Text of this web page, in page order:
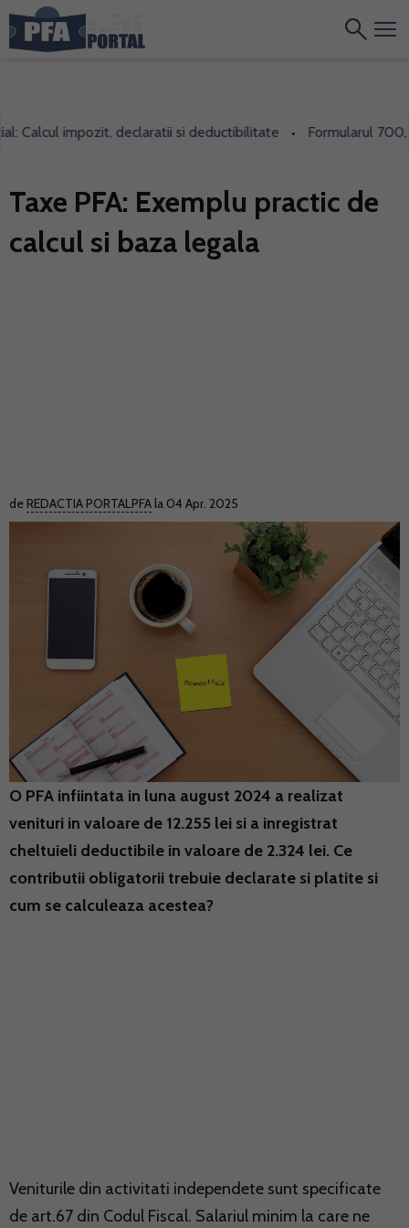
impozit, declaratii si deductibilitate • Formularul 700,
Taxe PFA: Exemplu practic de
calcul si baza legala
de REDACTIA PORTALPFA la 04 Apr. 2025
O PFA infiintata in luna august 2024 a realizat
venituri in valoare de 12.255 lei si a inregistrat
cheltuieli deductibile in valoare de 2.324 lei. Ce
contributii obligatorii trebuie declarate si platite si
cum se calculeaza acestea?
Veniturile din activitati independete sunt specificate
de art.67 din Codul Fiscal. Salariul minim la care ne